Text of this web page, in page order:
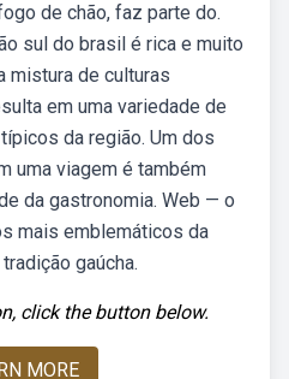
de chão, faz parte do.
sul do brasil é rica e muito
mistura de culturas
em uma variedade de
da região. Um dos
uma viagem é também
da gastronomia. Web — o
mais emblemáticos da
gaúcha.
click the button below.
MORE